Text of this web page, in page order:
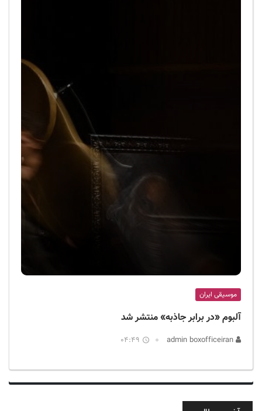
موسیقی ایران
آلبوم «در برابر جاذبه» منتشر شد
04:49